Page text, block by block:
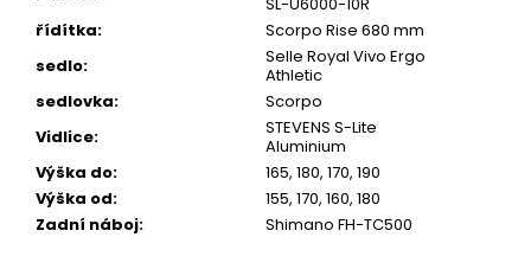
řídítka:
Scorpo Rise 680 mm
sedlo:
Selle Royal Vivo Ergo
Athletic
sedlovka:
Scorpo
Vidlice:
STEVENS S-Lite
Aluminium
Výška do:
165, 180, 170, 190
Výška od:
155, 170, 160, 180
Zadní náboj: Shimano FH-TC500